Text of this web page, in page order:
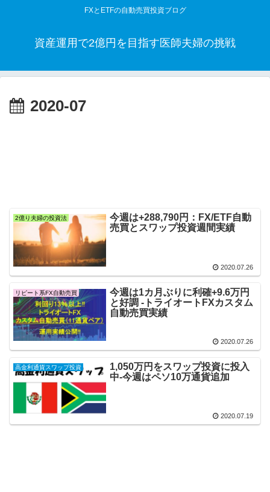
FXとETFの自動売買投資ブログ
資産運用で2億円を目指す医師夫婦の挑戦
2020-07
2億り夫婦の投資法
今週は+288,790円：FX/ETF自動
売買とスワップ投資週間実績
2020.07.26
リピート系FX自動売買
今週は1カ月ぶりに利確+9.6万円
と好調 -トライオートFXカスタム
自動売買実績
2020.07.26
高金利通貨スワップ投資
1,050万円をスワップ投資に投入
中-今週はペソ10万通貨追加
2020.07.19